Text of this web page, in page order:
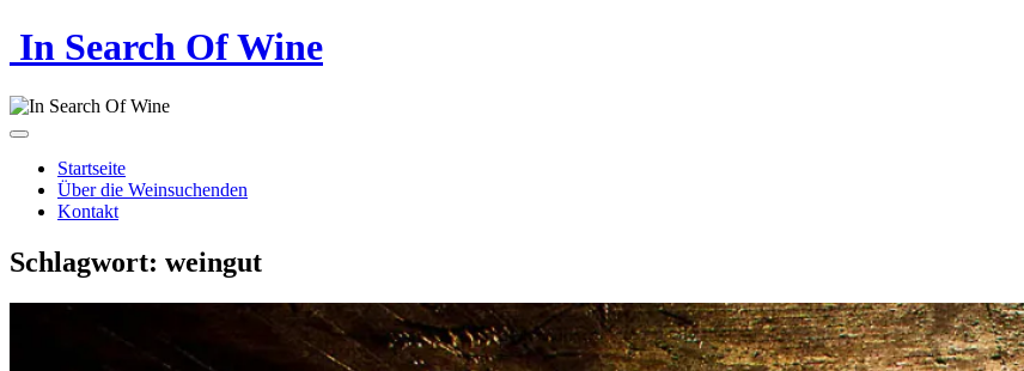
In Search Of Wine
Startseite
Über die Weinsuchenden
Kontakt
Schlagwort: weingut